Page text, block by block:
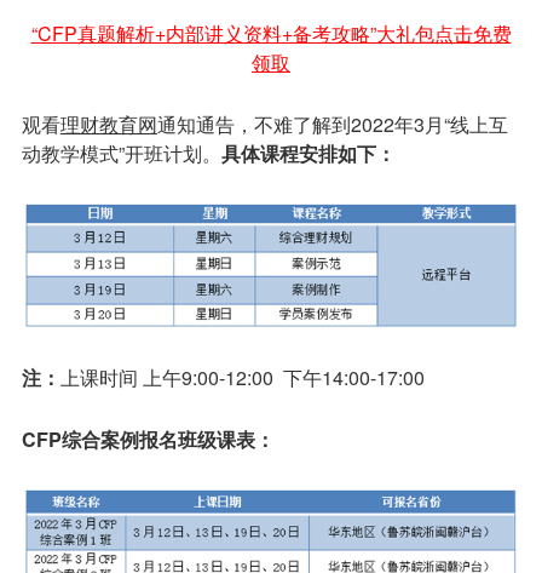
“CFP真题解析+内部讲义资料+备考攻略”大礼包点击免费
领取
观看理财教育网通知通告，不难了解到2022年3月“线上互
动教学模式”开班计划。 具体课程安排如下：
注： 上课时间 上午9:00-12:00 下午14:00-17:00
CFP综合案例报名班级课表：